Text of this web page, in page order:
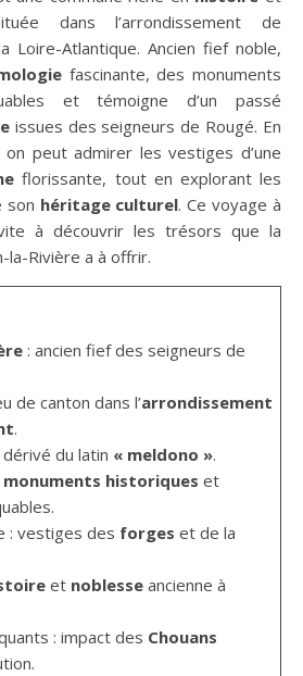
dans l’arrondissement de
Loire-Atlantique. Ancien fief noble,
fascinante, des monuments
et témoigne d’un passé
issues des seigneurs de Rougé. En
peut admirer les vestiges d’une
florissante, tout en explorant les
son héritage culturel. Ce voyage à
à découvrir les trésors que la
la-Rivière a à offrir.
: ancien fief des seigneurs de
de canton dans l’arrondissement
.
du latin « meldono ».
monuments historiques et
: vestiges des forges et de la
et noblesseancienne à
: impact des Chouans